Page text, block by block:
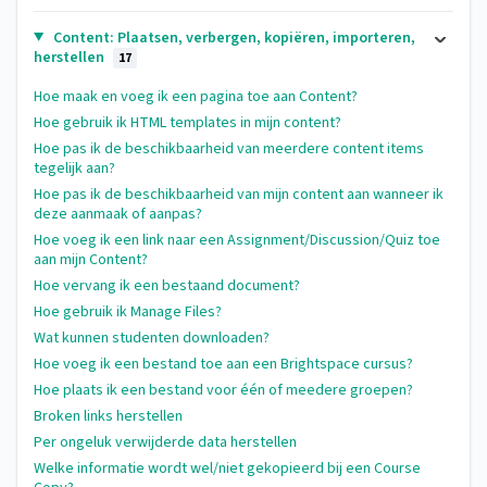
Content: Plaatsen, verbergen, kopiëren, importeren,
herstellen
17
Hoe maak en voeg ik een pagina toe aan Content?
Hoe gebruik ik HTML templates in mijn content?
Hoe pas ik de beschikbaarheid van meerdere content items
tegelijk aan?
Hoe pas ik de beschikbaarheid van mijn content aan wanneer ik
deze aanmaak of aanpas?
Hoe voeg ik een link naar een Assignment/Discussion/Quiz toe
aan mijn Content?
Hoe vervang ik een bestaand document?
Hoe gebruik ik Manage Files?
Wat kunnen studenten downloaden?
Hoe voeg ik een bestand toe aan een Brightspace cursus?
Hoe plaats ik een bestand voor één of meedere groepen?
Broken links herstellen
Per ongeluk verwijderde data herstellen
Welke informatie wordt wel/niet gekopieerd bij een Course